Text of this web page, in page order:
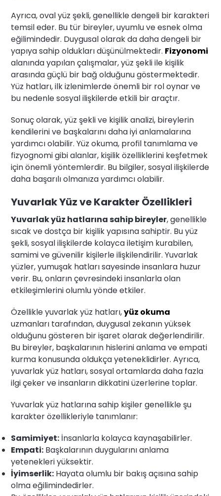
Ayrıca, oval yüz şekli, genellikle dengeli bir karakteri
temsil eder. Bu tür bireyler, uyumlu ve esnek olma
eğilimindedir. Duygusal olarak da daha dengeli bir
yapıya sahip oldukları düşünülmektedir. Fizyonomi
alanında yapılan çalışmalar, yüz şekli ile kişilik
arasında güçlü bir bağ olduğunu göstermektedir.
Yüz hatları, ilk izlenimlerde önemli bir rol oynar ve
bu nedenle sosyal ilişkilerde etkili bir araçtır.
Sonuç olarak, yüz şekli ve kişilik analizi, bireylerin
kendilerini ve başkalarını daha iyi anlamalarına
yardımcı olabilir. Yüz okuma, profil tanımlama ve
fizyognomi gibi alanlar, kişilik özelliklerini keşfetmek
için önemli yöntemlerdir. Bu bilgiler, sosyal ilişkilerde
daha başarılı olmanıza yardımcı olabilir.
Yuvarlak Yüz ve Karakter Özellikleri
Yuvarlak yüz hatlarına sahip bireyler, genellikle
sıcak ve dostça bir kişilik yapısına sahiptir. Bu yüz
şekli, sosyal ilişkilerde kolayca iletişim kurabilen,
samimi ve güvenilir kişilerle ilişkilendirilir. Yuvarlak
yüzler, yumuşak hatları sayesinde insanlara huzur
verir. Bu, onların çevresindeki insanlarla olan
etkileşimlerini olumlu yönde etkiler.
Özellikle yuvarlak yüz hatları,yüz okuma
uzmanları tarafından, duygusal zekanın yüksek
olduğunu gösteren bir işaret olarak değerlendirilir.
Bu bireyler, başkalarının hislerini anlama ve empati
kurma konusunda oldukça yeteneklidirler. Ayrıca,
yuvarlak yüz hatları, sosyal ortamlarda daha fazla
ilgi çeker ve insanların dikkatini üzerlerine toplar.
Yuvarlak yüz hatlarına sahip kişiler genellikle şu
karakter özellikleriyle tanımlanır:
Samimiyet: İnsanlarla kolayca kaynaşabilirler.
Empati: Başkalarının duygularını anlama
yetenekleri yüksektir.
İyimserlik: Hayata olumlu bir bakış açısına sahip
olma eğilimindedirler.